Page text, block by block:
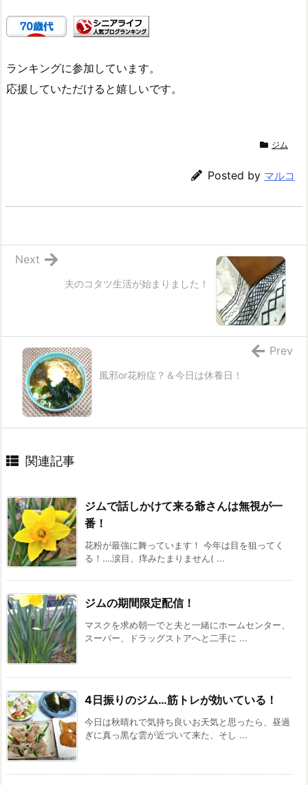
ランキングに参加しています。
応援していただけると嬉しいです。
ジム
Posted by マルコ
夫のコタツ生活が始まりました！
Next
風邪or花粉症？＆今日は休養日！
Prev
関連記事
ジムで話しかけて来る爺さんは無視が一
番！
花粉が最強に舞っています！ 今年は目を狙ってく
る！‥‥涙目、痒みたまりません( ...
ジムの期間限定配信！
マスクを求め朝一でと夫と一緒にホームセンター、
スーパー、ドラッグストアへと二手に ...
4日振りのジム…筋トレが効いている！
今日は秋晴れで気持ち良いお天気と思ったら、昼過
ぎに真っ黒な雲が近づいて来た、そし ...